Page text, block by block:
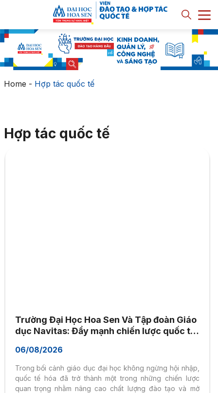
Home - Hợp tác quốc tế
Hợp tác quốc tế
Trường Đại Học Hoa Sen Và Tập đoàn Giáo
dục Navitas: Đẩy mạnh chiến lược quốc tế
tế cho sinh viên HSU
06/08/2026
Trong bối cảnh giáo dục đại học không ngừng hội nhập,
quốc tế hóa đã trở thành một trong những chiến lược
quan trọng nhằm nâng cao chất lượng đào tạo và mở